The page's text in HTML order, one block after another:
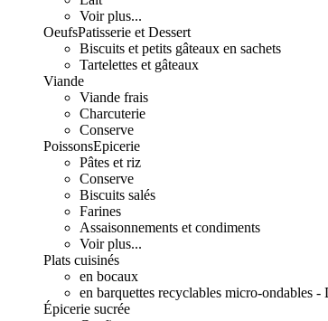
Voir plus...
OeufsPatisserie et Dessert
Biscuits et petits gâteaux en sachets
Tartelettes et gâteaux
Viande
Viande frais
Charcuterie
Conserve
PoissonsEpicerie
Pâtes et riz
Conserve
Biscuits salés
Farines
Assaisonnements et condiments
Voir plus...
Plats cuisinés
en bocaux
en barquettes recyclables micro-ondables
Épicerie sucrée